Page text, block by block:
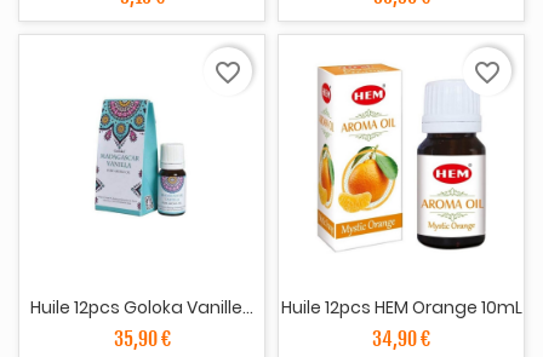
Huile 12pcs Goloka Vanille...
35,90 €
favorite_border
Huile 12pcs HEM Orange 10mL
34,90 €
favorite_border